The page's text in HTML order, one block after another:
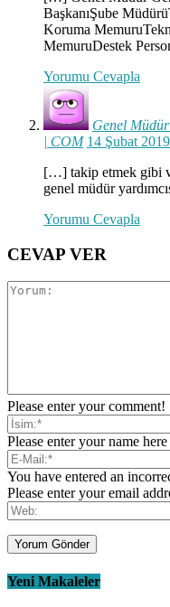
BaşkanıŞube
Koruma
MemuruDestek
Yorumu Cevapla
Genel Müdür
| COM 14 Şubat
[…] takip etmek gibi
genel müdür
Yorumu Cevapla
CEVAP VER
Please enter your comment!
Please enter your name here
You have entered an
Please enter your email
Yeni Makaleler